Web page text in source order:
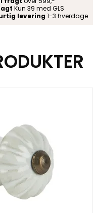
Kun 39 med GLS
levering 1-3 hverdage